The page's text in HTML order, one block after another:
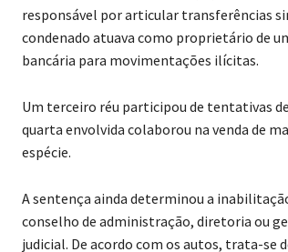
responsável por articular transferências
condenado atuava como proprietário de
bancária para movimentações ilícitas.
Um terceiro réu participou de tentativas
quarta envolvida colaborou na venda de
espécie.
A sentença ainda determinou a
conselho de administração, diretoria ou
judicial. De acordo com os autos, trata-se